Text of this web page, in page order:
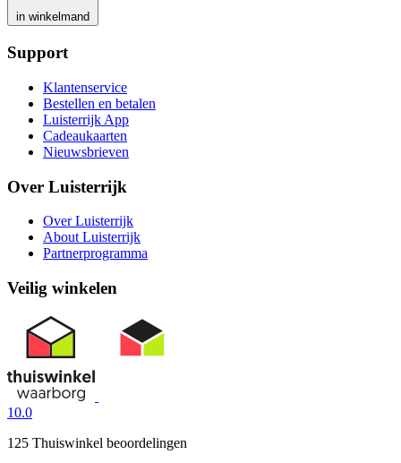
in winkelmand
Support
Klantenservice
Bestellen en betalen
Luisterrijk App
Cadeaukaarten
Nieuwsbrieven
Over Luisterrijk
Over Luisterrijk
About Luisterrijk
Partnerprogramma
Veilig winkelen
10.0
125 Thuiswinkel beoordelingen